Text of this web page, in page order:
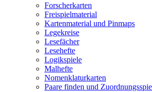
Forscherkarten
Freispielmaterial
Kartenmaterial und Pinmaps
Legekreise
Lesefächer
Lesehefte
Logikspiele
Malhefte
Nomenklaturkarten
Paare finden und